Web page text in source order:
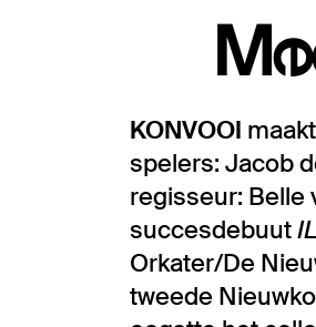
KONVOOI
spelers: Jacob
regisseur: Belle
succesdebuut
Orkater/De
tweede